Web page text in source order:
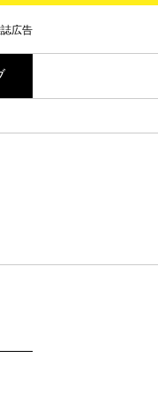
広告